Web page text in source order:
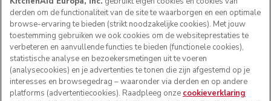
derden om de functionaliteit van de site te waarborgen en een optimale
browse-ervaring te bieden (strikt noodzakelijke cookies). Met jouw
toestemming gebruiken we ook cookies om de websiteprestaties te
verbeteren en aanvullende functies te bieden (functionele cookies),
statistische analyse en bezoekersmetingen uit te voeren
(analysecookies) en je advertenties te tonen die zijn afgestemd op je
interesses en browsegedrag – waaronder via derden en op andere
platforms (advertentiecookies). Raadpleeg onze cookieverklaring